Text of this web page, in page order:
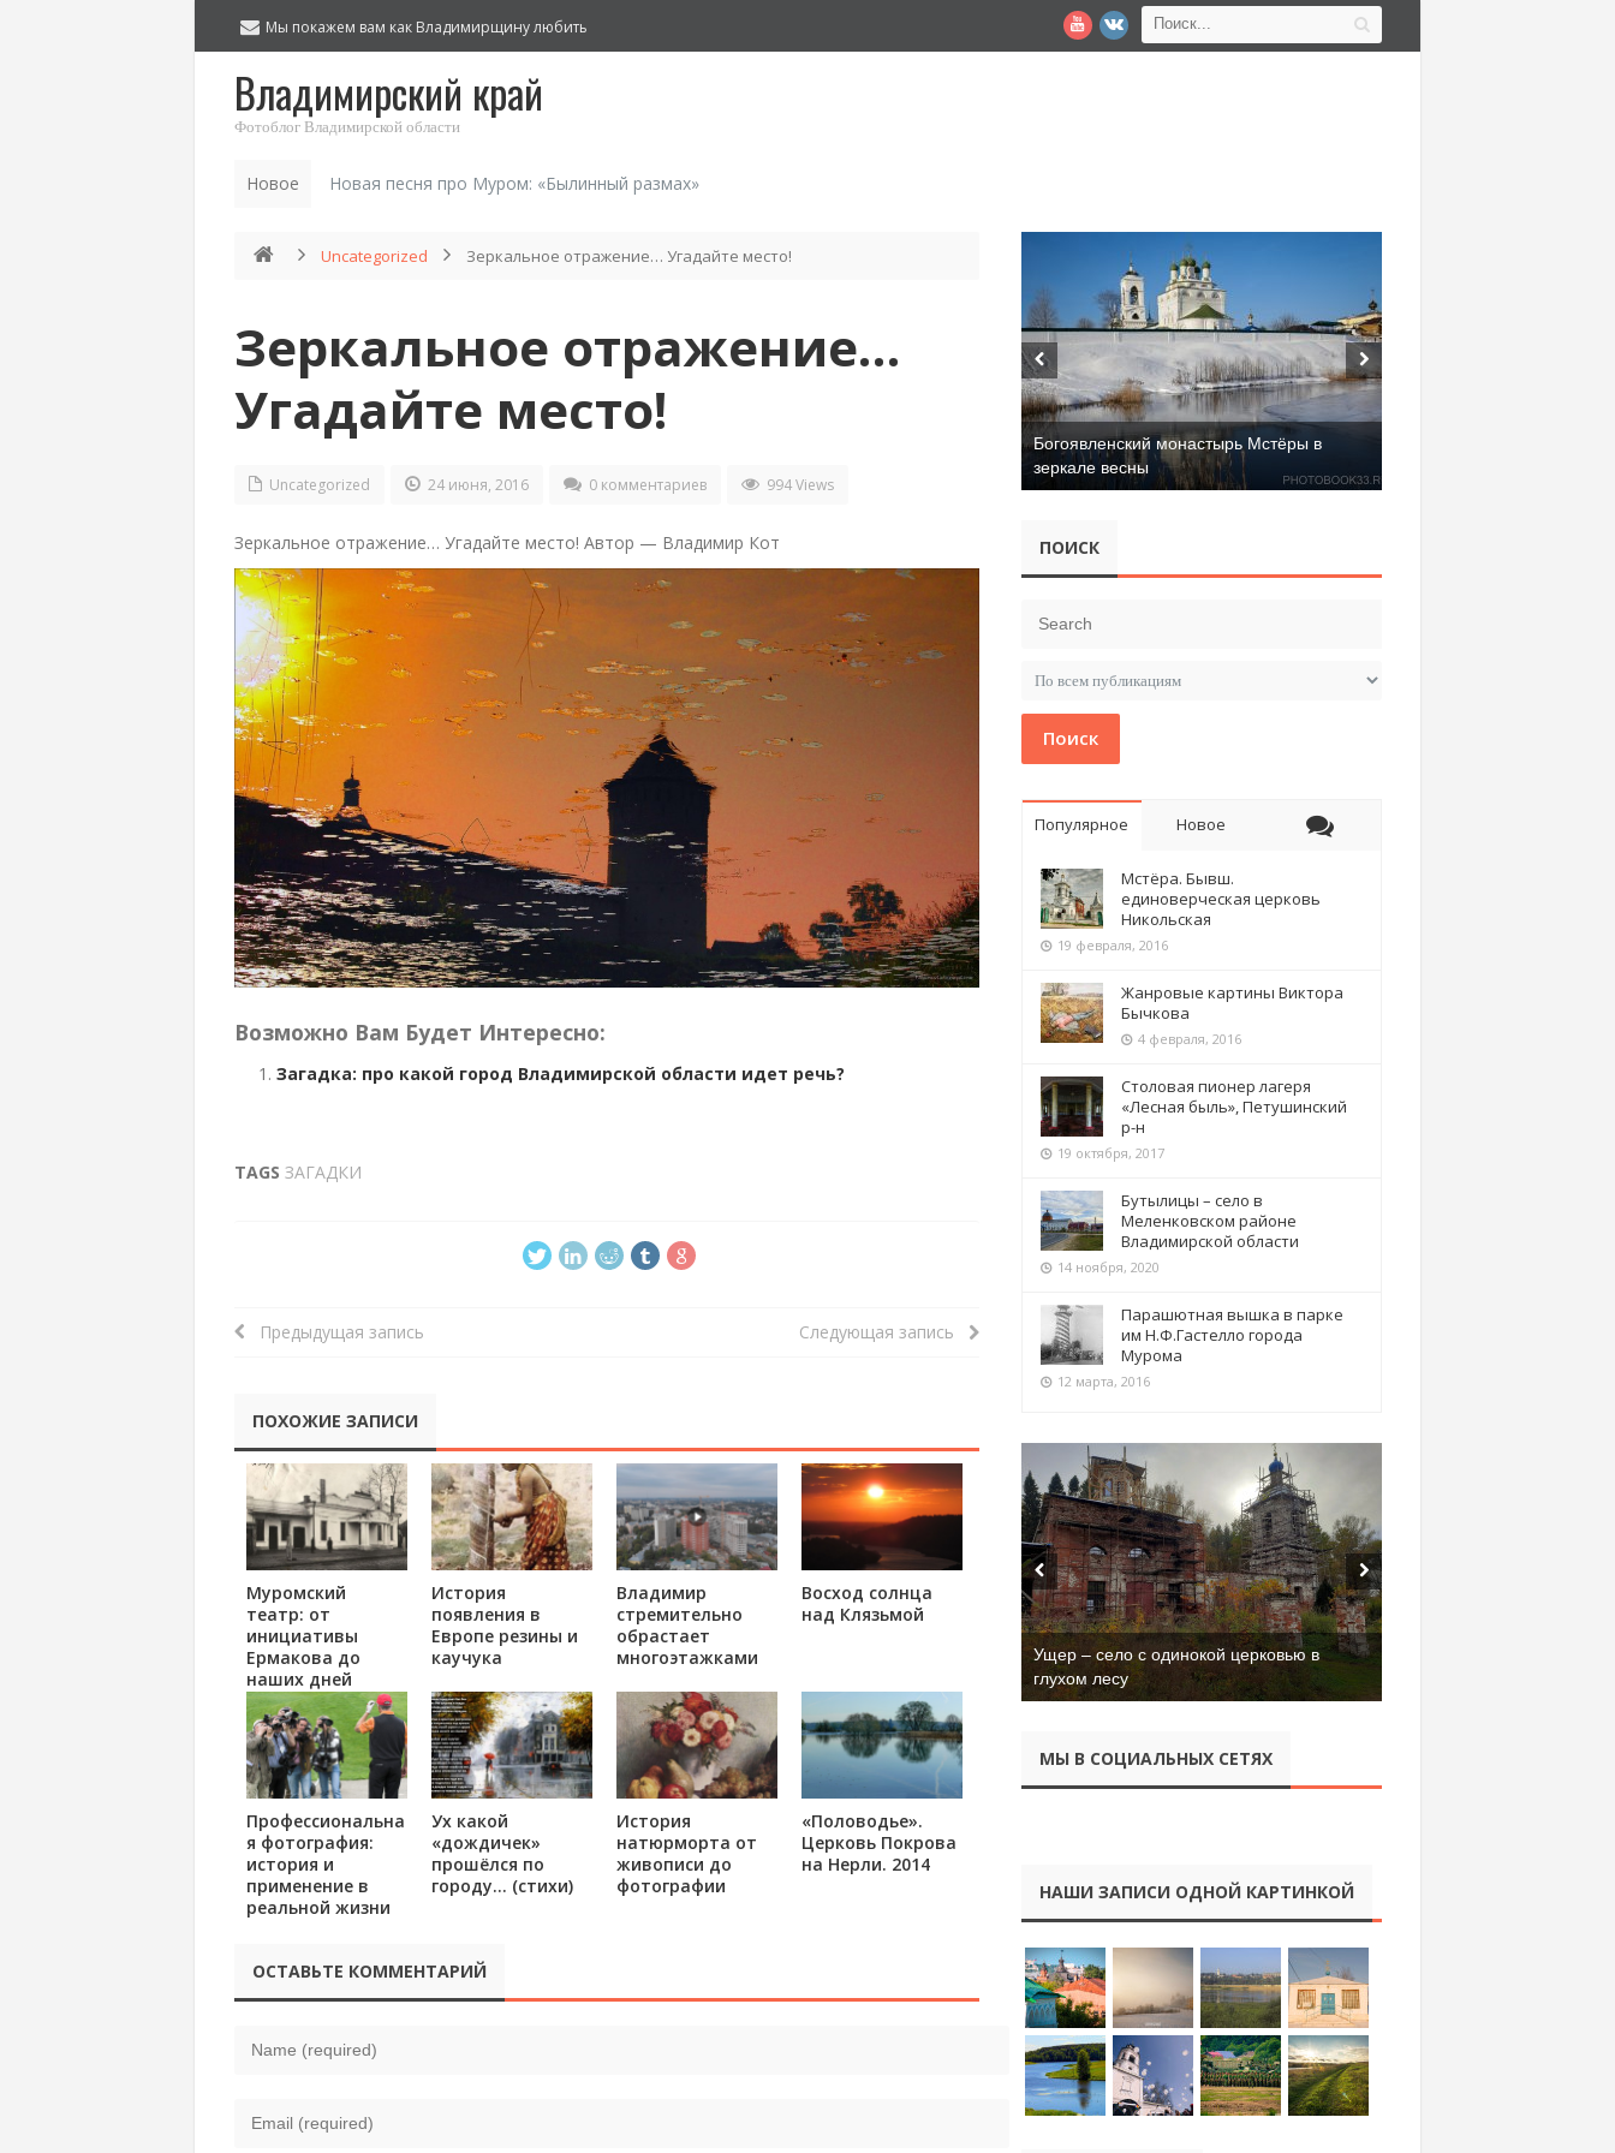
Мы покажем вам как Владимирщину любить
Владимирский край
Фотоблог Владимирской области
Новое Новая песня про Муром: «Былинный размах»
Uncategorized Зеркальное отражение… Угадайте место!
Зеркальное отражение…
Угадайте место!
Uncategorized 24 июня, 2016 0 комментариев 994 Views
Зеркальное отражение… Угадайте место! Автор — Владимир Кот
Возможно Вам Будет Интересно:
Загадка: про какой город Владимирской области идет речь?
TAGS ЗАГАДКИ
Предыдущая запись Следующая запись
ПОХОЖИЕ ЗАПИСИ
Муромский
театр: от
инициативы
Ермакова до
наших дней
История
появления в
Европе резины и
каучука
Владимир
стремительно
обрастает
многоэтажками
Восход солнца
над Клязьмой
Профессиональна
я фотография:
история и
применение в
реальной жизни
Ух какой
«дождичек»
прошёлся по
городу… (стихи)
История
натюрморта от
живописи до
фотографии
«Половодье».
Церковь Покрова
на Нерли. 2014
ОСТАВЬТЕ КОММЕНТАРИЙ
Богоявленский монастырь Мстёры в
зеркале весны
ПОИСК
Поиск
Популярное Новое
Мстёра. Бывш.
единоверческая церковь
Никольская
19 февраля, 2016
Жанровые картины Виктора
Бычкова
4 февраля, 2016
Столовая пионер лагеря
«Лесная быль», Петушинский
р-н
19 октября, 2017
Бутылицы – село в
Меленковском районе
Владимирской области
14 ноября, 2020
Парашютная вышка в парке
им Н.Ф.Гастелло города
Мурома
12 марта, 2016
Ущер – село с одинокой церковью в
глухом лесу
МЫ В СОЦИАЛЬНЫХ СЕТЯХ
НАШИ ЗАПИСИ ОДНОЙ КАРТИНКОЙ